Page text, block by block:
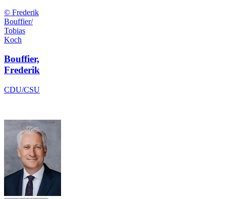
© Frederik
Bouffier/
Tobias
Koch
Bouffier,
Frederik
CDU/CSU